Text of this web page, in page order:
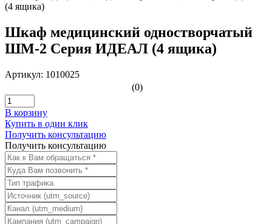
Шкаф медицинский одностворчатый
ШМ-2 Серия ИДЕАЛ (4 ящика)
Артикул: 1010025
(0)
В корзину
Купить в один клик
Получить консультацию
Получить консультацию